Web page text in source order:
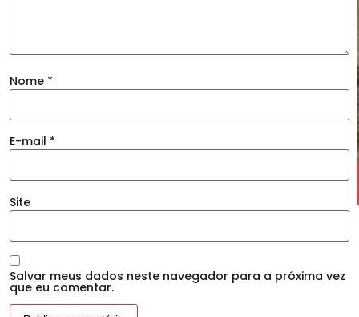
Nome *
E-mail *
Site
Salvar meus dados neste navegador para a próxima vez
que eu comentar.